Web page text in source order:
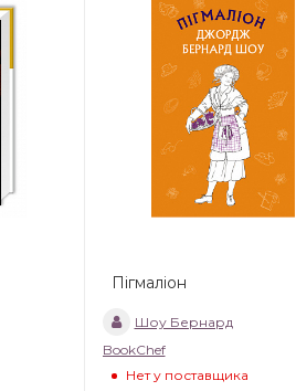
Пігмаліон
Шоу Бернард
BookChef
Нет у поставщика